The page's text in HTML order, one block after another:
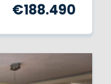
€188.490